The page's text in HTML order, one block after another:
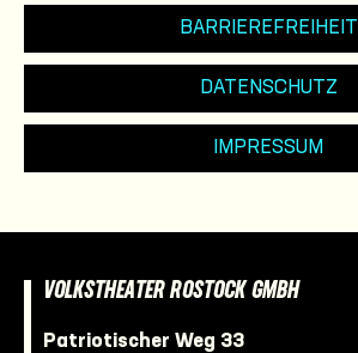
BARRIEREFREIHEIT
DATENSCHUTZ
IMPRESSUM
VOLKSTHEATER ROSTOCK GMBH
Patriotischer Weg 33